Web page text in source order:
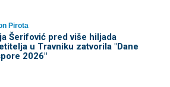
Pirota
Šerifović pred više hiljada
u Travniku zatvorila "Dane
2026"